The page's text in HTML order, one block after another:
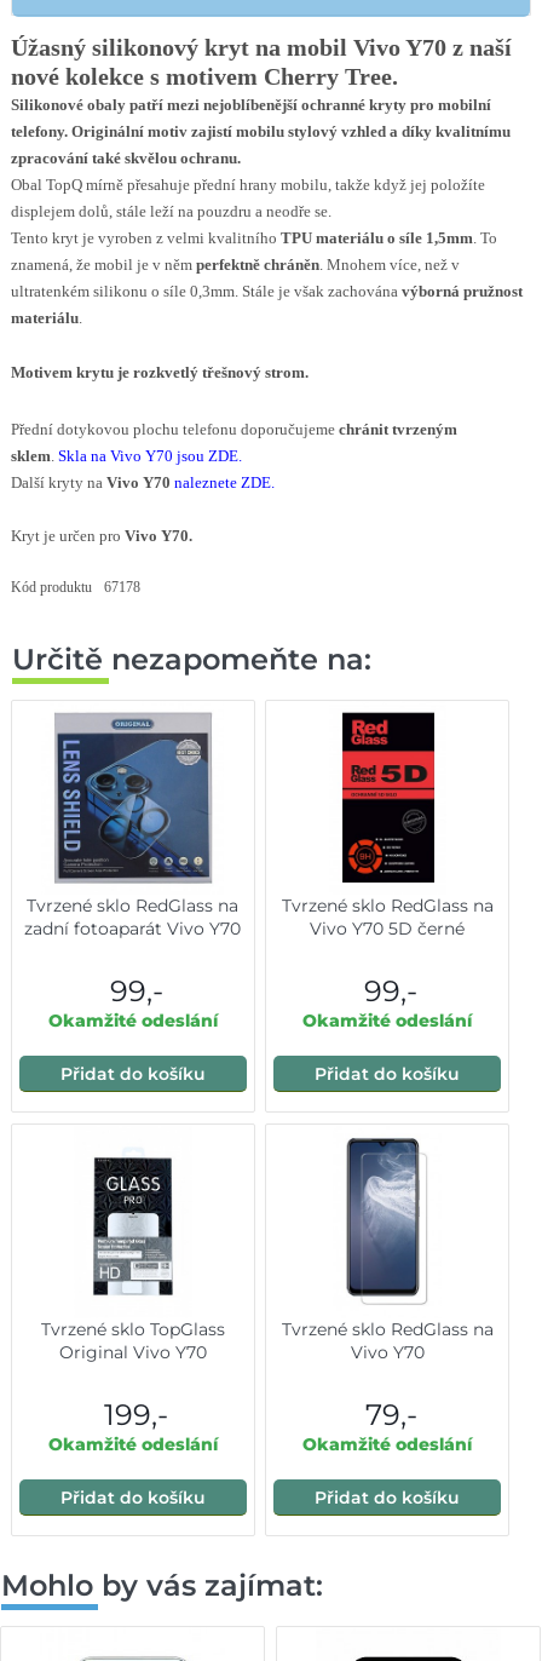
Úžasný silikonový kryt na mobil Vivo Y70 z naší
nové kolekce s motivem Cherry Tree.
Silikonové obaly patří mezi nejoblíbenější ochranné kryty pro mobilní
telefony. Originální motiv zajistímobilustylový vzhled a díky kvalitnímu
zpracování také skvělou ochranu.
Obal TopQ mírně přesahuje přední hrany mobilu, takže když jej položíte
displejem dolů, stále leží na pouzdru a neodře se.
Tento kryt je vyroben z velmi kvalitního TPU materiálu o síle 1,5mm . To
znamená, že mobil je v němperfektně chráněn. Mnohem více, než v
ultratenkém silikonu o síle 0,3mm. Stále je však zachována výborná pružnost
materiálu.
Motivem krytu je rozkvetlý třešnový strom.
Přední dotykovou plochu telefonu doporučujeme chránit tvrzeným
sklem Skla na Vivo Y70 jsou ZDE.
Další kryty na Vivo Y70 naleznete ZDE.
Kryt je určen pro Vivo Y70.
Kód produktu 67178
Určitě nezapomeňte na:
Tvrzené sklo RedGlass na
zadní fotoaparát Vivo Y70
99,-
Okamžité odeslání
Přidat do košíku
Tvrzené sklo RedGlass na
Vivo Y70 5D černé
99,-
Okamžité odeslání
Přidat do košíku
Tvrzené sklo TopGlass
Original Vivo Y70
199,-
Okamžité odeslání
Přidat do košíku
Tvrzené sklo RedGlass na
Vivo Y70
79,-
Okamžité odeslání
Přidat do košíku
Mohlo by vás zajímat: